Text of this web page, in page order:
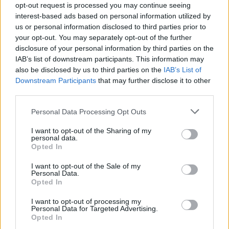
opt-out request is processed you may continue seeing
interest-based ads based on personal information utilized by
us or personal information disclosed to third parties prior to
your opt-out. You may separately opt-out of the further
disclosure of your personal information by third parties on the
IAB’s list of downstream participants. This information may
also be disclosed by us to third parties on the IAB’s List of
Downstream Participants that may further disclose it to other
Personal Data Processing Opt Outs
I want to opt-out of the Sharing of my
personal data.
Opted In
I want to opt-out of the Sale of my
Personal Data.
Opted In
I want to opt-out of processing my
Personal Data for Targeted Advertising.
Opted In
Изкуствен интелект за първи път
създаде нови жизнеспособни вируси
07.08.2026 / 15:30